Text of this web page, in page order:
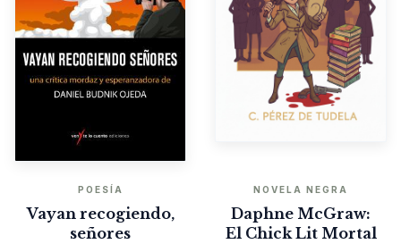
POESÍA
Vayan recogiendo,
señores
NOVELA NEGRA
Daphne McGraw:
El Chick Lit Mortal